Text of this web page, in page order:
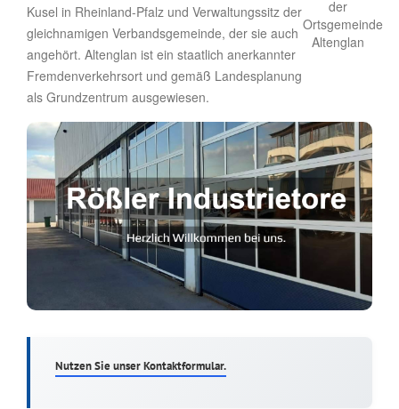
Kusel in Rheinland-Pfalz und Verwaltungssitz der
gleichnamigen Verbandsgemeinde, der sie auch
angehört. Altenglan ist ein staatlich anerkannter
Fremdenverkehrsort und gemäß Landesplanung
als Grundzentrum ausgewiesen.
Nutzen Sie unser Kontaktformular.